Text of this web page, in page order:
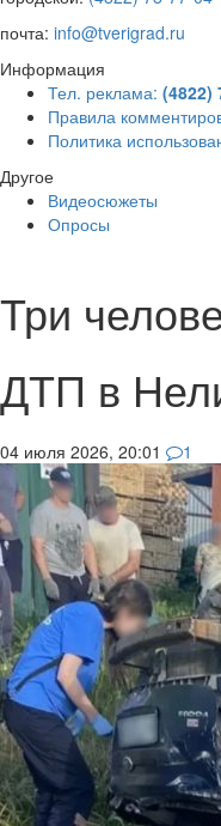
почта: info@tverigrad.ru
Информация
Тел. реклама: (4822)
Правила
Политика
Другое
Видеосюжеты
Опросы
Три
ДТП в
04 июля 2026, 20:01 1